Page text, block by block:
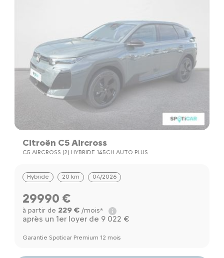
Citroën C5 Aircross
C5 AIRCROSS (2) HYBRIDE 145CH AUTO PLUS
Hybride 20 km 04/2026
29990 €
à partir de 229 €/mois*
après un 1er loyer de 9 022 €
Garantie Spoticar Premium 12 mois